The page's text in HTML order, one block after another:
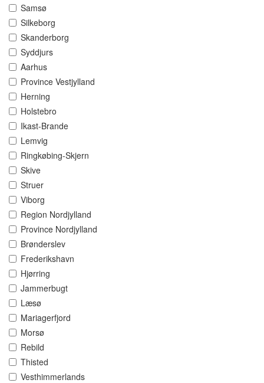
Samsø
Silkeborg
Skanderborg
Syddjurs
Aarhus
Province Vestjylland
Herning
Holstebro
Ikast-Brande
Lemvig
Ringkøbing-Skjern
Skive
Struer
Viborg
Region Nordjylland
Province Nordjylland
Brønderslev
Frederikshavn
Hjørring
Jammerbugt
Læsø
Mariagerfjord
Morsø
Rebild
Thisted
Vesthimmerlands